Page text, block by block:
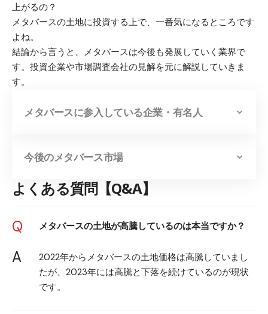
上がるの？
メタバースの土地に投資する上で、一番気になるところです
よね。
結論から言うと、メタバースは今後も発展していく業界で
す。投資企業や市場調査会社の見解を元に解説していきま
す。
メタバースに参入している企業・有名人
今後のメタバース市場
よくある質問【Q&A】
Q メタバースの土地が高騰しているのは本当ですか？
A
2022年からメタバースの土地価格は高騰していまし
たが、2023年には高騰と下落を続けているのが現状
です。